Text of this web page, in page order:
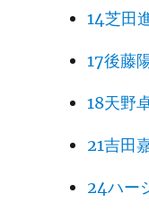
14芝田
17後藤
18天野
21吉田
24ハー